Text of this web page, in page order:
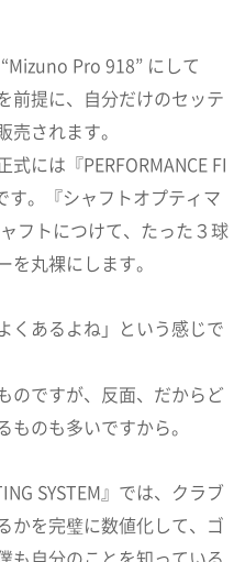
Pro 918” にして
前提に、自分だけのセッテ
されます。
には『PERFORMANCE FI
す。『シャフトオプティマ
フトにつけて、たった３球
丸裸にします。
くあるよね」という感じで
のですが、反面、だからど
のも多いですから。
SYSTEM』では、クラブ
かを完璧に数値化して、ゴ